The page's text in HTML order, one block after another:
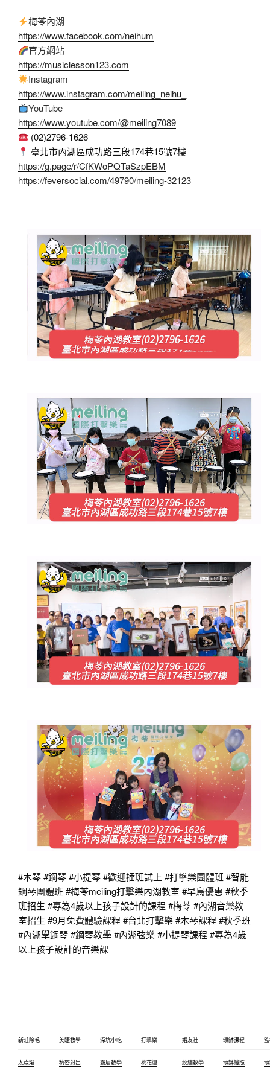
梅苓內湖
https://www.facebook.com/neihum
官方網站
https://musiclesson123.com
Instagram
https://www.instagram.com/meiling_neihu_
YouTube
https://www.youtube.com/@meiling7089
(02)2796-1626
臺北市內湖區成功路三段174巷15號7樓
https://g.page/r/CfKWoPQTaSzpEBM
https://feversocial.com/49790/meiling-32123
#木琴#鋼琴#小提琴#歡迎插班試上 #打擊樂團體班 #智能
鋼琴團體班 #梅苓meiling打擊樂內湖教室 #早鳥優惠 #秋季
班招生 #專為4歲以上孩子設計的課程 #梅苓#內湖音樂教
室招生 #9月免費體驗課程 #台北打擊樂#木琴課程 #秋季班
#內湖學鋼琴#鋼琴教學#內湖弦樂#小提琴課程 #專為4歲
以上孩子設計的音樂課
新莊除毛 美睫教學 深坑小吃 打擊樂 婚友社 頌缽課程
太歲燈 精密射出 霧眉教學 桃花運 紋繡教學 頌缽證照